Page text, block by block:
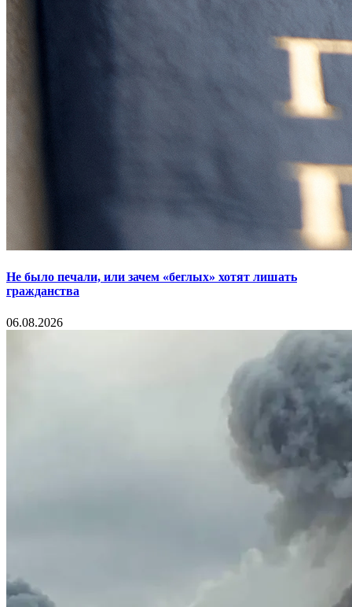
Не было печали, или зачем «беглых» хотят лишать
гражданства
06.08.2026